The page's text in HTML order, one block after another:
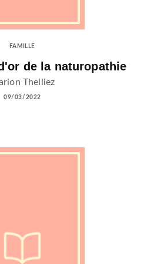
FAMILLE
de la naturopathie
Thelliez
09/03/2022